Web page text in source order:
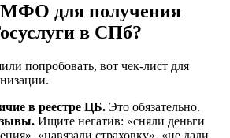
для получения
в СПб?
попробовать, вот чек-лист для
в реестре ЦБ. Это обязательно.
Ищите негатив: «сняли деньги
«навязали страховку», «не дали